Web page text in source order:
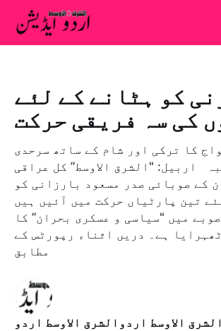
کو ہٹانے کے لئے
کی سہ فریقی حرکت
کا ترکی اور شام کے ساتھ سرحدی
اربيل: "الشرق الاوسط” کل عراقی
کے صوبائی صدر مسعود بارزانی کو
تین پارٹیاں حرکت میں آئیں ہیں
میں "سیاسی و عسکری بحران” کا
ہے۔ دریں اثناء رپورٹس کے
مطابق
الشرق الاوسط اردوالشرق الاوسط اردو